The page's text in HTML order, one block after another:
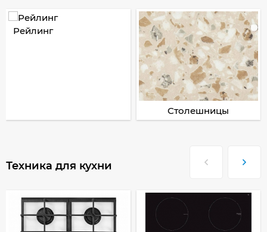
Рейлинг
Столешницы
Техника для кухни